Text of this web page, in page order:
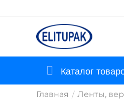
Каталог
Главная / Ленты,